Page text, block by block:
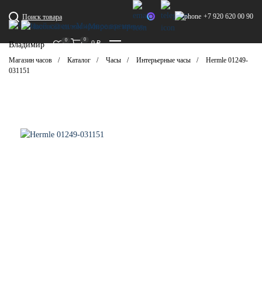
Поиск товара +7 920 620 00 90
Владимир
0 0 0 ₽
Магазин часов Каталог Часы Интерьерные часы
Hermle 01249-
031151